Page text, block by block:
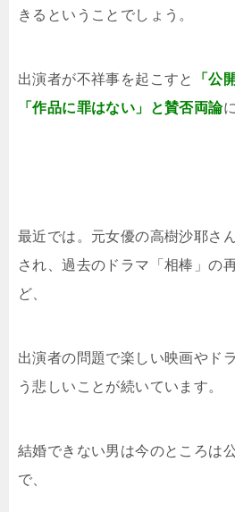
きるということでしょう。
出演者が不祥事を起こすと
「公
「作品に罪はない」と賛否両論
最近では。元女優の高樹沙耶さ
され、過去のドラマ「相棒」の
ど、
出演者の問題で楽しい映画やド
う悲しいことが続いています。
結婚できない男は今のところは
で、